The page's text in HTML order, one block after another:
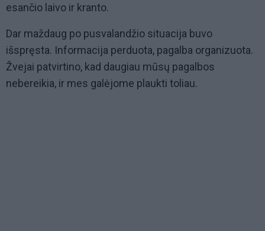
esančio laivo ir kranto.
Dar maždaug po pusvalandžio situacija buvo
išspręsta. Informacija perduota, pagalba organizuota.
Žvejai patvirtino, kad daugiau mūsų pagalbos
nebereikia, ir mes galėjome plaukti toliau.